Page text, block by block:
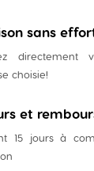
sans
directement
choisie!
et
15 jours à